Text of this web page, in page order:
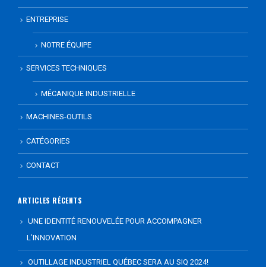
ENTREPRISE
NOTRE ÉQUIPE
SERVICES TECHNIQUES
MÉCANIQUE INDUSTRIELLE
MACHINES-OUTILS
CATÉGORIES
CONTACT
ARTICLES RÉCENTS
UNE IDENTITÉ RENOUVELÉE POUR ACCOMPAGNER
L’INNOVATION
OUTILLAGE INDUSTRIEL QUÉBEC SERA AU SIQ 2024!